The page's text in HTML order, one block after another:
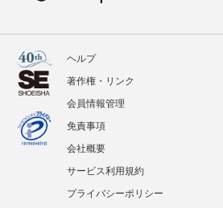
ヘルプ
著作権・リンク
会員情報管理
免責事項
会社概要
サービス利用規約
プライバシーポリシー